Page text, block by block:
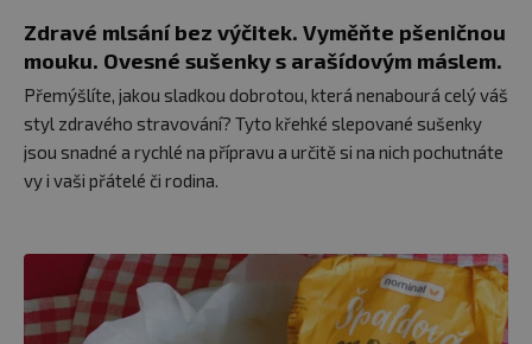
Zdravé mlsání bez výčitek. Vyměňte pšeničnou
mouku. Ovesné sušenky s arašídovým máslem.
Přemýšlíte, jakou sladkou dobrotou, která nenabourá celý váš
styl zdravého stravování? Tyto křehké slepované sušenky
jsou snadné a rychlé na přípravu a určitě si na nich pochutnáte
vy i vaši přátelé či rodina.